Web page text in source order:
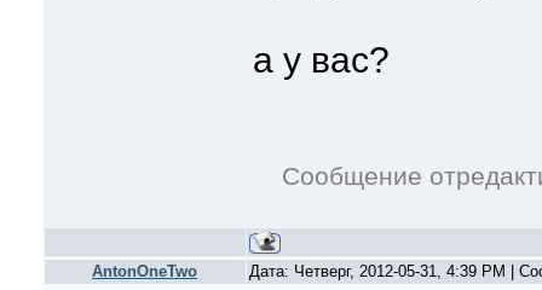
а у вас?
Сообщение
AntonOneTwo
Дата: Четверг, 2012-05-31, 4:39 PM |